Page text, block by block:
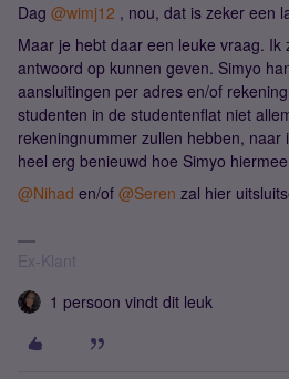
Dag @wimj12 , nou, dat is zeker een
Maar je hebt daar een leuke vraag. Ik
antwoord op kunnen geven. Simyo
aansluitingen per adres en/of
studenten in de studentenflat niet
rekeningnummer zullen hebben, naar
heel erg benieuwd hoe Simyo
@Nihad en/of @Seren zal hier
Ex-Klant
1 persoon vindt dit leuk